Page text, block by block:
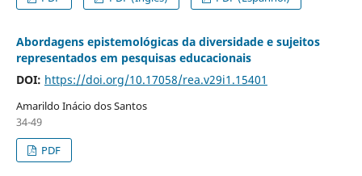
Abordagens epistemológicas da diversidade e sujeitos
representados em pesquisas educacionais
DOI: https://doi.org/10.17058/rea.v29i1.15401
Amarildo Inácio dos Santos
34-49
PDF